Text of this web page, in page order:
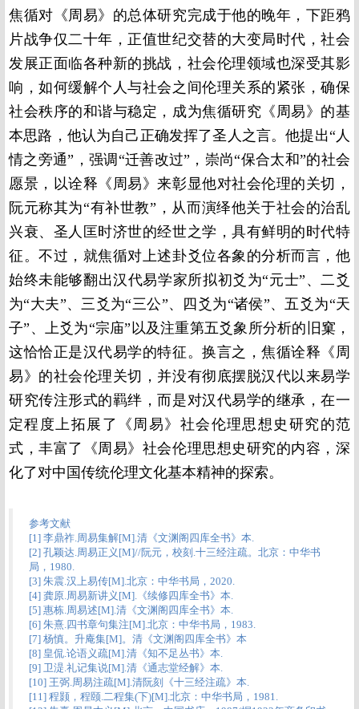
焦循对《周易》的总体研究完成于他的晚年，下距鸦
片战争仅二十年，正值世纪交替的大变局时代，社会
发展正面临各种新的挑战，社会伦理领域也深受其影
响，如何缓解个人与社会之间伦理关系的紧张，确保
社会秩序的和谐与稳定，成为焦循研究《周易》的基
本思路，他认为自己正确发挥了圣人之言。他提出“人
情之旁通”，强调“迁善改过”，崇尚“保合太和”的社会
愿景，以诠释《周易》来彰显他对社会伦理的关切，
阮元称其为“有补世教”，从而演绎他关于社会的治乱
兴衰、圣人匡时济世的经世之学，具有鲜明的时代特
征。不过，就焦循对上述卦爻位各象的分析而言，他
始终未能够翻出汉代易学家所拟初爻为“元士”、二爻
为“大夫”、三爻为“三公”、四爻为“诸侯”、五爻为“天
子”、上爻为“宗庙”以及注重第五爻象所分析的旧窠，
这恰恰正是汉代易学的特征。换言之，焦循诠释《周
易》的社会伦理关切，并没有彻底摆脱汉代以来易学
研究传注形式的羁绊，而是对汉代易学的继承，在一
定程度上拓展了《周易》社会伦理思想史研究的范
式，丰富了《周易》社会伦理思想史研究的内容，深
化了对中国传统伦理文化基本精神的探索。
参考文献
[1] 李鼎祚.周易集解[M].清《文渊阁四库全书》本.
[2] 孔颖达.周易正义[M]//阮元，校刻.十三经注疏。北京：中华书
局，1980.
[3] 朱震.汉上易传[M].北京：中华书局，2020.
[4] 龚原.周易新讲义[M].《续修四库全书》本.
[5] 惠栋.周易述[M].清《文渊阁四库全书》本.
[6] 朱熹.四书章句集注[M].北京：中华书局，1983.
[7] 杨慎。升庵集[M]。清《文渊阁四库全书》本
[8] 皇侃.论语义疏[M].清《知不足丛书》本.
[9] 卫湜.礼记集说[M].清《通志堂经解》本.
[10] 王弼.周易注疏[M].清阮刻《十三经注疏》本.
[11] 程颢，程颐.二程集(下)[M].北京：中华书局，1981.